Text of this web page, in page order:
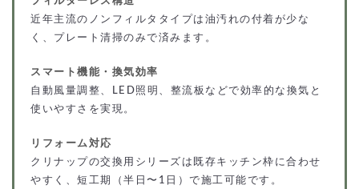
近年主流のノンフィルタタイプは油汚れの付着が少な
く、プレート清掃のみで済みます。
スマート機能・換気効率
自動風量調整、LED照明、整流板などで効率的な換気と
使いやすさを実現。
リフォーム対応
クリナップの交換用シリーズは既存キッチン枠に合わせ
やすく、短工期（半日〜1日）で施工可能です。